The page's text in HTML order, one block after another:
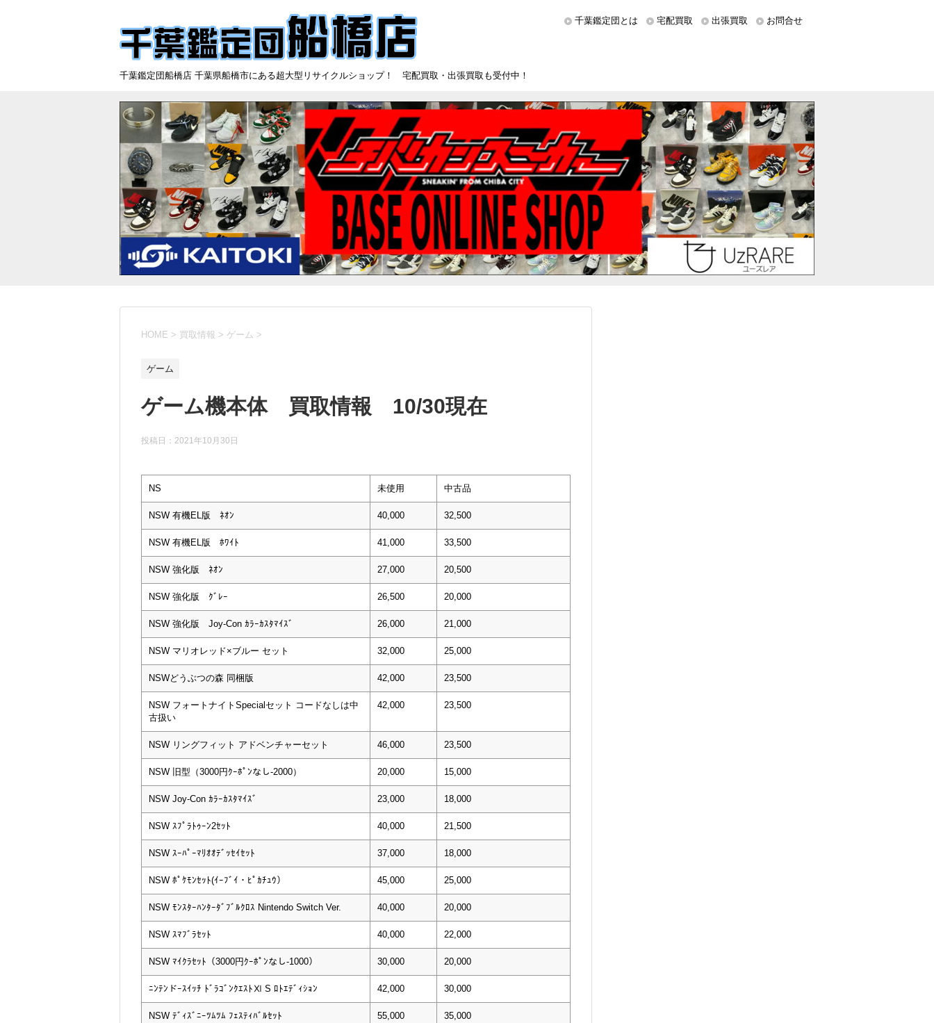
千葉鑑定団船橋店 千葉県船橋市にある超大型リサイクルショップ！ 宅配買取・出張買取も受付中！
千葉鑑定団とは 宅配買取 出張買取 お問合せ
HOME > 買取情報 > ゲーム >
ゲーム
ゲーム機本体 買取情報 10/30現在
投稿日： 2021年10月30日
NS 未使用 中古品
NSW 有機EL版 ﾈｵﾝ 40,000 32,500
NSW 有機EL版 ﾎﾜｲﾄ 41,000 33,500
NSW 強化版 ﾈｵﾝ 27,000 20,500
NSW 強化版 ｸﾞﾚｰ 26,500 20,000
NSW 強化版 Joy-Con ｶﾗｰｶｽﾀﾏｲｽﾞ 26,000 21,000
NSW マリオレッド×ブルー セット 32,000 25,000
NSWどうぶつの森 同梱版 42,000 23,500
NSW フォートナイトSpecialセット コードなしは中
古扱い
42,000 23,500
NSW リングフィット アドベンチャーセット 46,000 23,500
NSW 旧型（3000円ｸｰﾎﾟﾝなし-2000） 20,000 15,000
NSW Joy-Con ｶﾗｰｶｽﾀﾏｲｽﾞ 23,000 18,000
NSW ｽﾌﾟﾗﾄｩｰﾝ2ｾｯﾄ 40,000 21,500
NSW ｽｰﾊﾟｰﾏﾘｵｵﾃﾞｯｾｲｾｯﾄ 37,000 18,000
NSW ﾎﾟｹﾓﾝｾｯﾄ(ｲｰﾌﾞｲ・ﾋﾟｶﾁｭｳ） 45,000 25,000
NSW ﾓﾝｽﾀｰﾊﾝﾀｰﾀﾞﾌﾞﾙｸﾛｽ Nintendo Switch Ver. 40,000 20,000
NSW ｽﾏﾌﾞﾗｾｯﾄ 40,000 22,000
NSW ﾏｲｸﾗｾｯﾄ（3000円ｸｰﾎﾟﾝなし-1000） 30,000 20,000
ﾆﾝﾃﾝドｰｽｲｯﾁ ﾄﾞﾗｺﾞﾝｸｴｽﾄⅪ S ﾛﾄｴﾃﾞｨｼｮﾝ 42,000 30,000
NSW ﾃﾞｨｽﾞﾆｰﾂﾑﾂﾑ ﾌｪｽﾃｨﾊﾞﾙｾｯﾄ 55,000 35,000